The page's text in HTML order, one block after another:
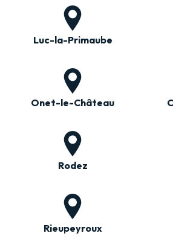
Luc-la-Primaube
Onet-le-Château
Rodez
Rieupeyroux